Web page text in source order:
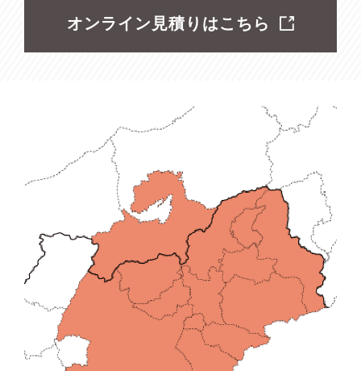
オンライン見積りはこちら